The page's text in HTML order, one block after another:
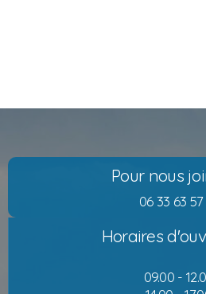
Pour nous
06 33 63 57
Horaires
09.00 -